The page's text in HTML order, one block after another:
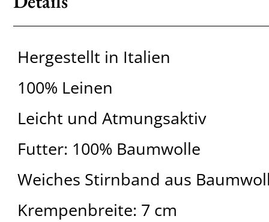
Hergestellt in Italien
100% Leinen
Leicht und Atmungsaktiv
Futter: 100% Baumwolle
Weiches Stirnband aus
Krempenbreite: 7 cm